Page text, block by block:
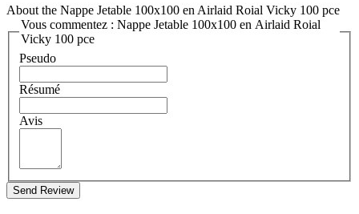
About the Nappe Jetable 100x100 en Airlaid Roial Vicky 100 pce
Vous commentez : Nappe Jetable 100x100 en Airlaid Roial
Vicky 100 pce
Pseudo
Résumé
Avis
Send Review